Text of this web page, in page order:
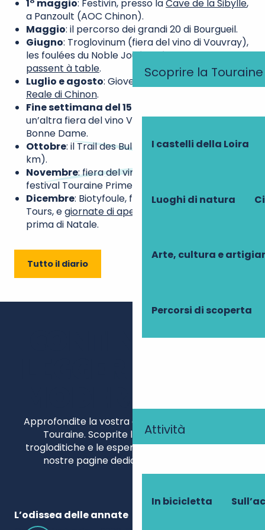
Scoprire la Touraine
I castelli della Loira
Luoghi di natura
Arte, cultura e
Percorsi di scoperta
Attività
In bicicletta
1° maggio: Festivin, presso laCave de la Sibylle,
a Panzoult (AOC Chinon).
Maggio: il percorso dei grandi 20 di Bourgueil.
Giugno: Troglovinum (fiera del vino di Vouvray),
les foulées du Noble Joué e début desvignerons
passent à table.
Luglio e agosto: Giovedì del vino alla
Reale di Chinon.
Fine settimana del 15 agosto
un’altra fiera del vino Vouvray nelle cantine
Bonne Dame.
Ottobre: il Trail des Bulles del Vouvray (8, 15 o 21
km).
Novembre: fiera del vino Mer & Vignes a Tours e
festival Touraine Primeur ad Amboise.
Dicembre: Biotyfoule, fiera del vino biologico a
Tours, egiornate di apertura delle cantine
prima di Natale.
Tutto il diario
CONTINUATE A
Approfondite la vostra esperienza enologica in
Touraine. Scoprite le tenute, le cantine
trogloditiche e le esperienze coinvolgenti sulle
nostre pagine dedicate all’enoturismo.
L’odissea delle annate